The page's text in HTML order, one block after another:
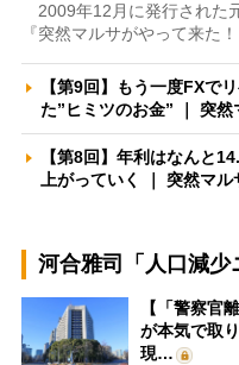
2009年12月に発行された
『突然マルサがやって来た
【第9回】もう一度FXで
た”ヒミツのお金” ｜ 突
【第8回】年利はなんと
上がっていく ｜ 突然マ
河合雅司「人口減少
【「警察官
が本気で取
現…